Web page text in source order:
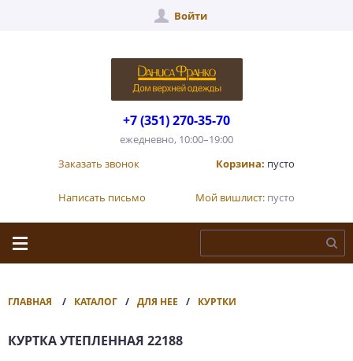
Войти
+7 (351) 270-35-70
ежедневно, 10:00–19:00
Заказать звонок
Написать письмо
Корзина: пусто
Мой вишлист: пусто
ГЛАВНАЯ КАТАЛОГ ДЛЯ НЕЕ КУРТКИ
КУРТКА УТЕПЛЕННАЯ 22188